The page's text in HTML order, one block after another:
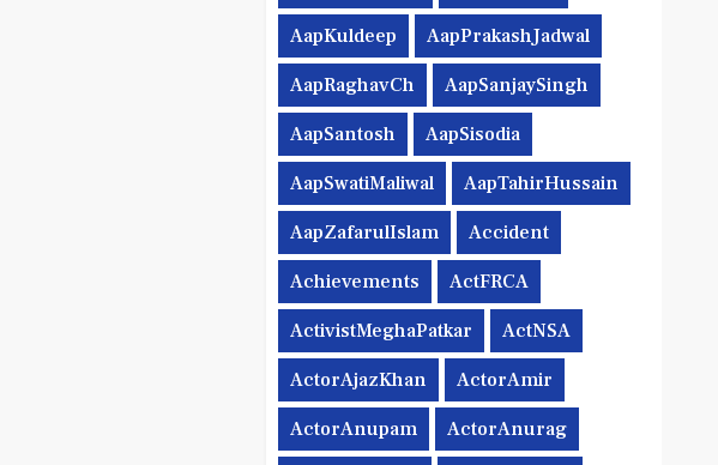
AapKuldeep AapPrakashJadwal
AapRaghavCh AapSanjaySingh
AapSantosh AapSisodia
AapSwatiMaliwal AapTahirHussain
AapZafarulIslam Accident
Achievements ActFRCA
ActivistMeghaPatkar ActNSA
ActorAjazKhan ActorAmir
ActorAnupam ActorAnurag